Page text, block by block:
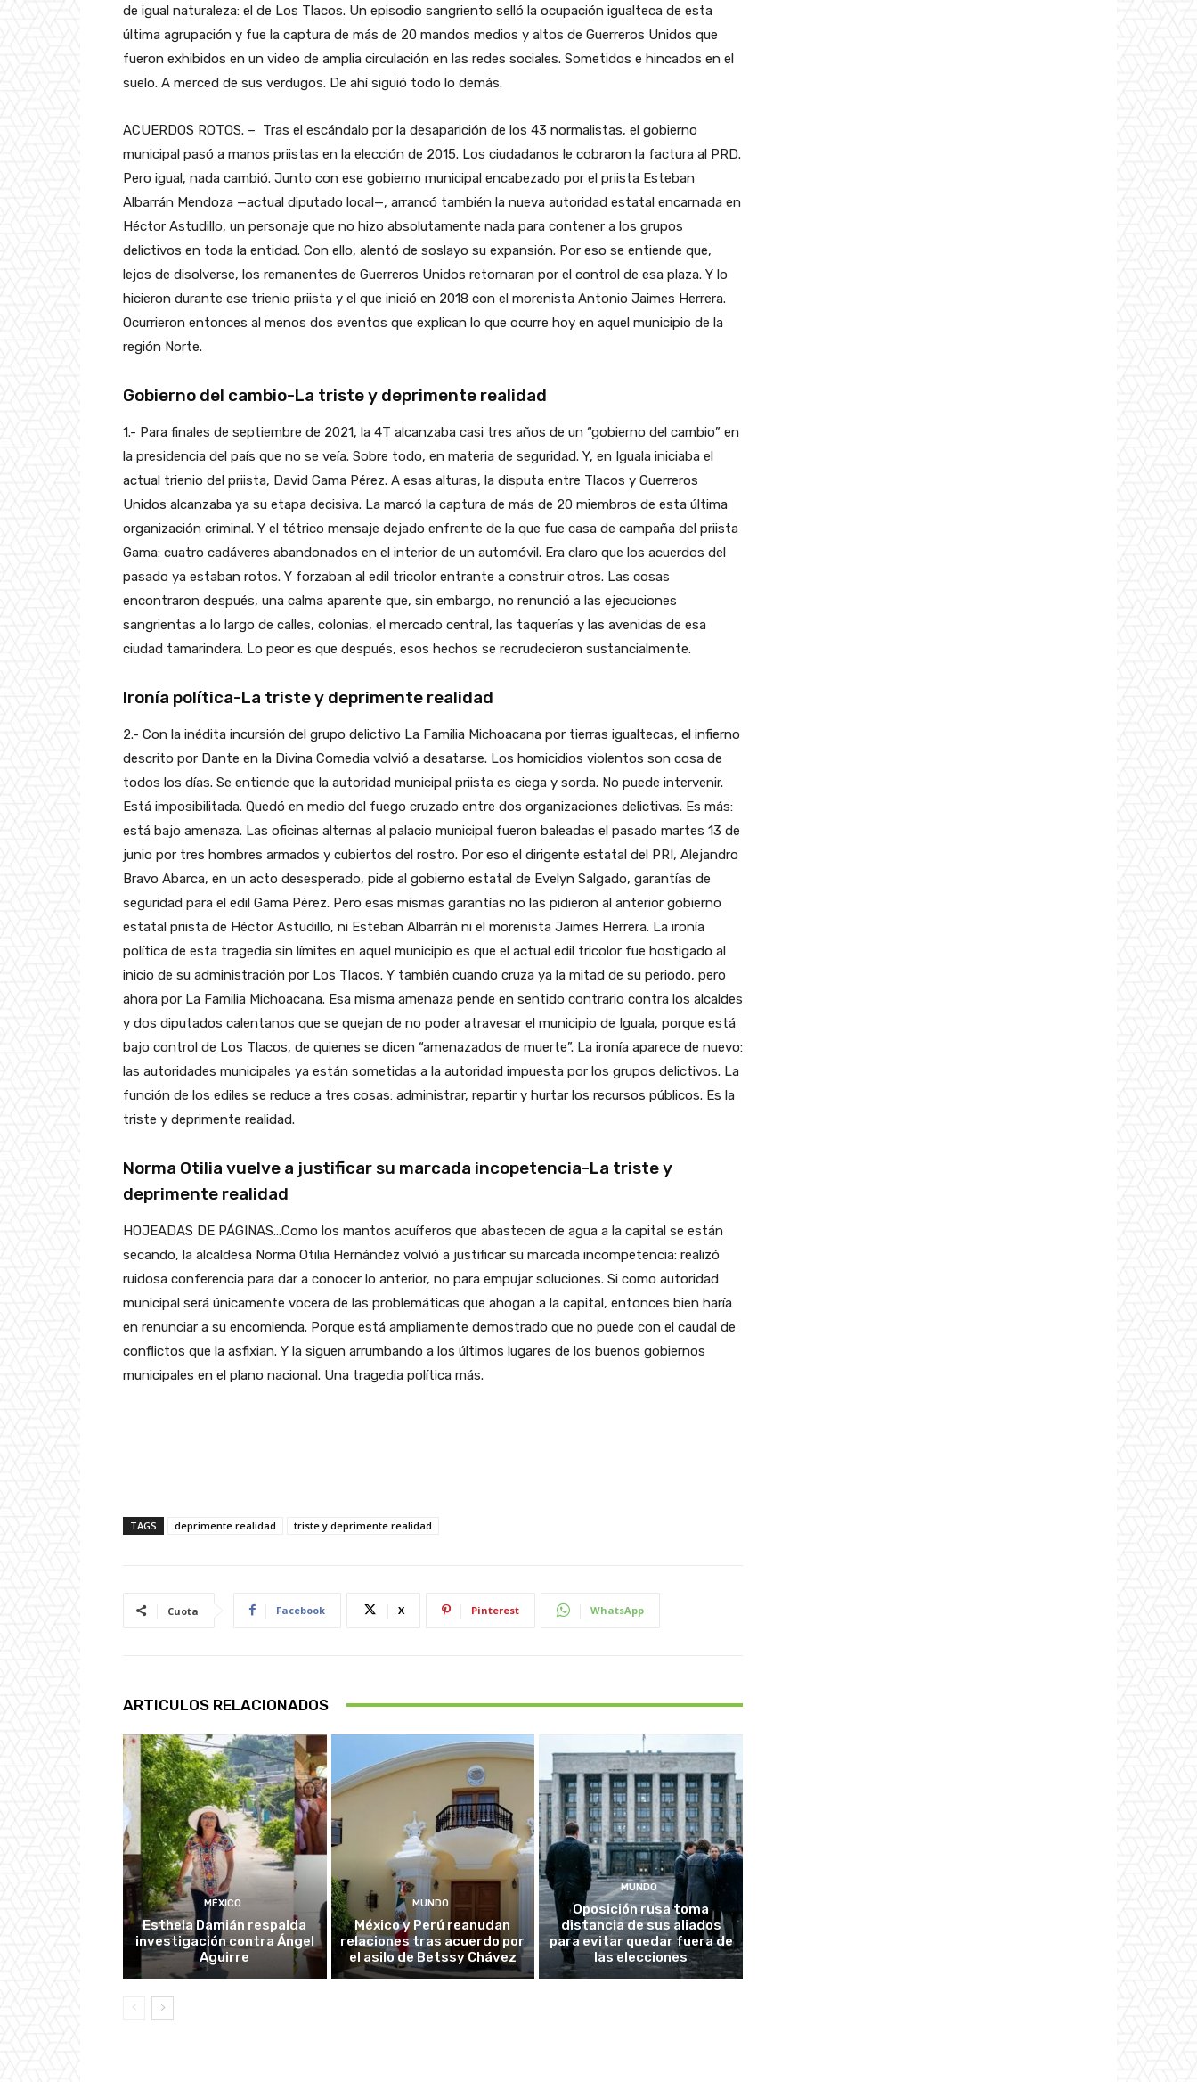
de igual naturaleza: el de Los Tlacos. Un episodio sangriento selló la ocupación igualteca de esta
última agrupación y fue la captura de más de 20 mandos medios y altos de Guerreros Unidos que
fueron exhibidos en un video de amplia circulación en las redes sociales. Sometidos e hincados en el
suelo. A merced de sus verdugos. De ahí siguió todo lo demás.
ACUERDOS ROTOS. – Tras el escándalo por la desaparición de los 43 normalistas, el gobierno
municipal pasó a manos priistas en la elección de 2015. Los ciudadanos le cobraron la factura al PRD.
Pero igual, nada cambió. Junto con ese gobierno municipal encabezado por el priista Esteban
Albarrán Mendoza —actual diputado local—, arrancó también la nueva autoridad estatal encarnada en
Héctor Astudillo, un personaje que no hizo absolutamente nada para contener a los grupos
delictivos en toda la entidad. Con ello, alentó de soslayo su expansión. Por eso se entiende que,
lejos de disolverse, los remanentes de Guerreros Unidos retornaran por el control de esa plaza. Y lo
hicieron durante ese trienio priista y el que inició en 2018 con el morenista Antonio Jaimes Herrera.
Ocurrieron entonces al menos dos eventos que explican lo que ocurre hoy en aquel municipio de la
región Norte.
Gobierno del cambio-La triste y deprimente realidad
1.- Para finales de septiembre de 2021, la 4T alcanzaba casi tres años de un “gobierno del cambio” en
la presidencia del país que no se veía. Sobre todo, en materia de seguridad. Y, en Iguala iniciaba el
actual trienio del priista, David Gama Pérez. A esas alturas, la disputa entre Tlacos y Guerreros
Unidos alcanzaba ya su etapa decisiva. La marcó la captura de más de 20 miembros de esta última
organización criminal. Y el tétrico mensaje dejado enfrente de la que fue casa de campaña del priista
Gama: cuatro cadáveres abandonados en el interior de un automóvil. Era claro que los acuerdos del
pasado ya estaban rotos. Y forzaban al edil tricolor entrante a construir otros. Las cosas
encontraron después, una calma aparente que, sin embargo, no renunció a las ejecuciones
sangrientas a lo largo de calles, colonias, el mercado central, las taquerías y las avenidas de esa
ciudad tamarindera. Lo peor es que después, esos hechos se recrudecieron sustancialmente.
Ironía política-La triste y deprimente realidad
2.- Con la inédita incursión del grupo delictivo La Familia Michoacana por tierras igualtecas, el infierno
descrito por Dante en la Divina Comedia volvió a desatarse. Los homicidios violentos son cosa de
todos los días. Se entiende que la autoridad municipal priista es ciega y sorda. No puede intervenir.
Está imposibilitada. Quedó en medio del fuego cruzado entre dos organizaciones delictivas. Es más:
está bajo amenaza. Las oficinas alternas al palacio municipal fueron baleadas el pasado martes 13 de
junio por tres hombres armados y cubiertos del rostro. Por eso el dirigente estatal del PRI, Alejandro
Bravo Abarca, en un acto desesperado, pide al gobierno estatal de Evelyn Salgado, garantías de
seguridad para el edil Gama Pérez. Pero esas mismas garantías no las pidieron al anterior gobierno
estatal priista de Héctor Astudillo, ni Esteban Albarrán ni el morenista Jaimes Herrera. La ironía
política de esta tragedia sin límites en aquel municipio es que el actual edil tricolor fue hostigado al
inicio de su administración por Los Tlacos. Y también cuando cruza ya la mitad de su periodo, pero
ahora por La Familia Michoacana. Esa misma amenaza pende en sentido contrario contra los alcaldes
y dos diputados calentanos que se quejan de no poder atravesar el municipio de Iguala, porque está
bajo control de Los Tlacos, de quienes se dicen “amenazados de muerte”. La ironía aparece de nuevo:
las autoridades municipales ya están sometidas a la autoridad impuesta por los grupos delictivos. La
función de los ediles se reduce a tres cosas: administrar, repartir y hurtar los recursos públicos. Es la
triste y deprimente realidad.
Norma Otilia vuelve a justificar su marcada incopetencia-La triste y
deprimente realidad
HOJEADAS DE PÁGINAS…Como los mantos acuíferos que abastecen de agua a la capital se están
secando, la alcaldesa Norma Otilia Hernández volvió a justificar su marcada incompetencia: realizó
ruidosa conferencia para dar a conocer lo anterior, no para empujar soluciones. Si como autoridad
municipal será únicamente vocera de las problemáticas que ahogan a la capital, entonces bien haría
en renunciar a su encomienda. Porque está ampliamente demostrado que no puede con el caudal de
conflictos que la asfixian. Y la siguen arrumbando a los últimos lugares de los buenos gobiernos
municipales en el plano nacional. Una tragedia política más.
TAGS deprimente realidad triste y deprimente realidad
Cuota Facebook X Pinterest WhatsApp
ARTICULOS RELACIONADOS
MÉXICO
Esthela Damián respalda
investigación contra Ángel
Aguirre
MUNDO
México y Perú reanudan
relaciones tras acuerdo por
el asilo de Betssy Chávez
MUNDO
Oposición rusa toma
distancia de sus aliados
para evitar quedar fuera de
las elecciones